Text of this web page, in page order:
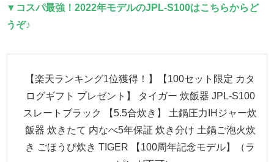
▼コスパ最強！2022年モデルのJPL-S100はこちらからど
うぞ♪
【楽天ランキング1位獲得！】【100セット限定 カタ
ログギフト プレゼント】 タイガー 炊飯器 JPL-S100
スレートブラック 【5.5合炊き】 土鍋圧力IHジャー炊
飯器 炊きたて 内なべ5年保証 炊き分け 土鍋ご泡火炊
き ごほうび炊き TIGER 【100周年記念モデル】（ラ